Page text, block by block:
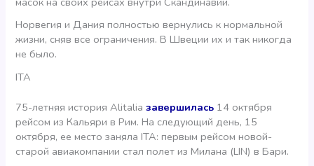
Норвегия и Дания полностью вернулись к нормальной
жизни, сняв все ограничения. В Швеции их и так никогда
не было.
ITA
75-летняя история Alitaliaзавершилась 14 октября
рейсом из Кальяри в Рим. На следующий день, 15
октября, ее место заняла ITA: первым рейсом новой-
старой авиакомпании стал полет из Милана (LIN) в Бари.